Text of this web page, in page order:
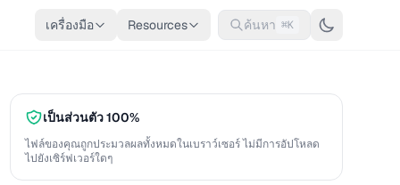
เครื่องมือ Resources ค้นหา ⌘K
เป็นส่วนตัว 100%
ไฟล์ของคุณถูกประมวลผลทั้งหมดในเบราว์เซอร์ ไม่มีการอัปโหลด
ไปยังเซิร์ฟเวอร์ใดๆ